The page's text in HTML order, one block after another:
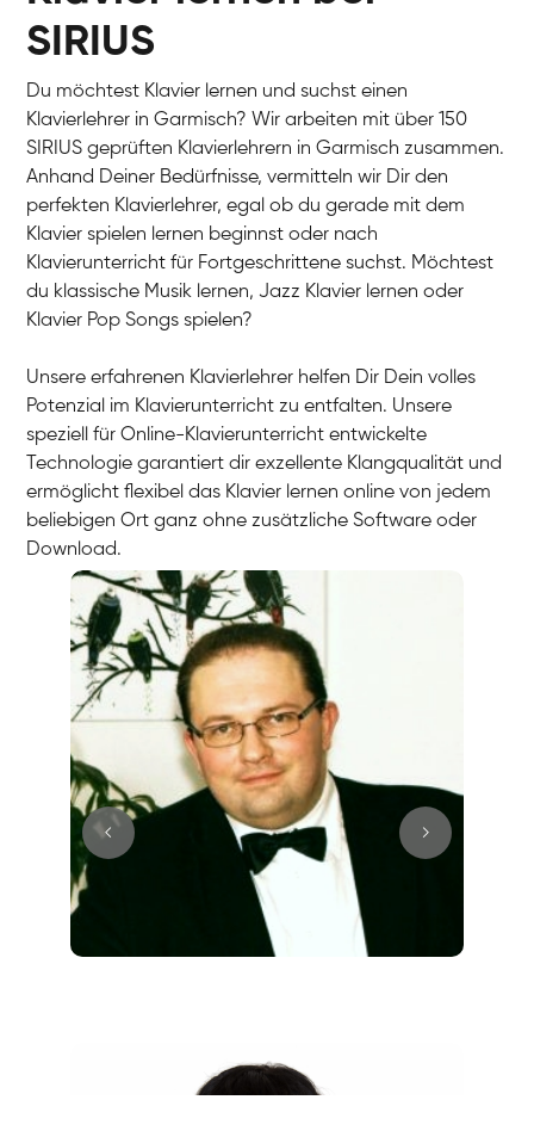
SIRIUS
Du möchtest Klavier lernen und suchst einen
Klavierlehrer in Garmisch? Wir arbeiten mit über 150
SIRIUS geprüften Klavierlehrern in Garmisch zusammen.
Anhand Deiner Bedürfnisse, vermitteln wir Dir den
perfekten Klavierlehrer, egal ob du gerade mit dem
Klavier spielen lernen beginnst oder nach
Klavierunterricht für Fortgeschrittene suchst. Möchtest
du klassische Musik lernen, Jazz Klavier lernen oder
Klavier Pop Songs spielen?
Unsere erfahrenen Klavierlehrer helfen Dir Dein volles
Potenzial im Klavierunterricht zu entfalten. Unsere
speziell für Online-Klavierunterricht entwickelte
Technologie garantiert dir exzellente Klangqualität und
ermöglicht flexibel das Klavier lernen online von jedem
beliebigen Ort ganz ohne zusätzliche Software oder
Download.